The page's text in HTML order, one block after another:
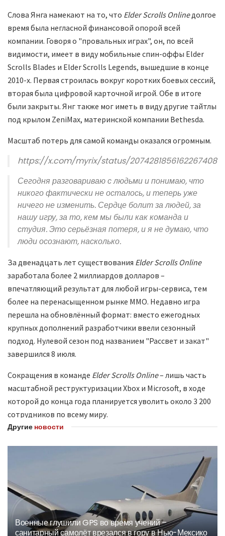
Слова Янга намекают на то, что Elder Scrolls Onlineдолгое
время была негласной финансовой опорой всей
компании. Говоря о "провальных играх", он, по всей
видимости, имеет в виду мобильные спин-оффы Elder
Scrolls Blades и Elder Scrolls Legends, вышедшие в конце
2010-х. Первая строилась вокруг коротких боевых сессий,
вторая была цифровой карточной игрой. Обе в итоге
были закрыты. Янг также мог иметь в виду другие тайтлы
под крылом ZeniMax, материнской компании Bethesda.
Масштаб потерь для самой команды оказался огромным.
https://x.com/myrix/status/2074281856162267408
Сегодня разговариваю с людьми и понимаю, что
никого фактически не осталось, и теперь уже
ничего не изменить. Сердце болит за людей, за
нашу игру, за то, кем мы были как команда и
студия. Это серьёзная потеря, и я не думаю, что
люди осознают, насколько.
За двенадцать лет существования Elder Scrolls Online
заработала более 2 миллиардов долларов –
впечатляющий результат для любой игры-сервиса, тем
более на перенасыщенном рынке ММО. Недавно игра
перешла на обновлённый формат: вместо ежегодных
крупных дополнений разработчики ввели сезонный
подход. Нулевой сезон под названием "Рассвет и закат"
завершился 8 июля.
Сокращения в команде Elder Scrolls Online– лишь часть
масштабной реструктуризации Xbox и Microsoft, в ходе
которой до конца года планируется уволить около 3 200
сотрудников по всему миру.
Другие новости
Военные глушили GPS во время учений –
санитарный самолёт врезался в гору в Нью-Мексико